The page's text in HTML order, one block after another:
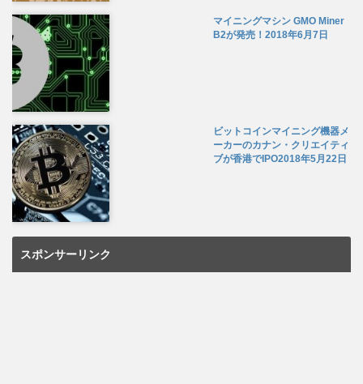
マイニングマシン GMO Miner
B2が発売！ 2018年6月7日
ビットコインマイニング機器メ
ーカーのカナン・クリエイティ
ブが香港でIPO2018年5月22日
スポンサーリンク